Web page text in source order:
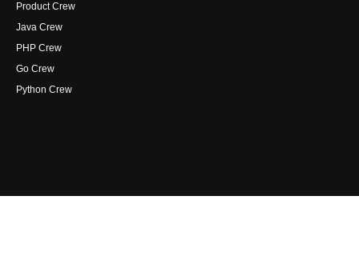
Product Crew
Java Crew
PHP Crew
Go Crew
Python Crew